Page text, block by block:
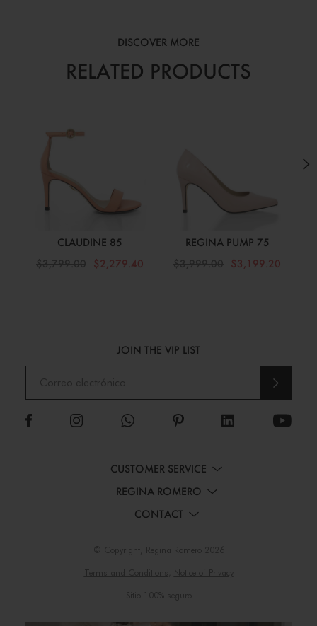
DISCOVER MORE
RELATED PRODUCTS
CLAUDINE 85
$2,279.40
REGINA PUMP 75
$3,199.20
CUSTOMER SERVICE
REGINA ROMERO
CONTACT
JOIN THE VIP LIST
ENVI
AR